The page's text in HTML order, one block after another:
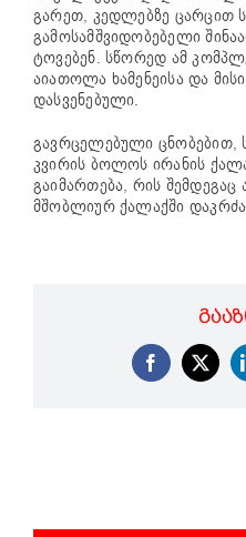
გარეთ, კედლებზე ცარცით
გამოსამშვიდობებელი
ტოვებენ. სწორედ ამ
აიათოლა ხამენეისა და
დასვენებული.
გავრცელებული ცნობებით,
კვირის ბოლოს ირანის
გაიმართება, რის
მშობლიურ ქალაქში
Facebook
X